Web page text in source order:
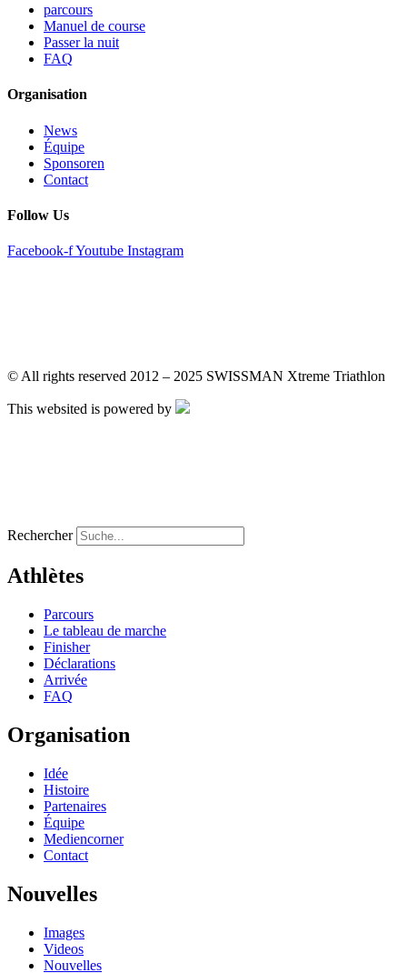
parcours
Manuel de course
Passer la nuit
FAQ
Organisation
News
Équipe
Sponsoren
Contact
Follow Us
Facebook-fYoutube Instagram
© All rights reserved 2012 – 2025 SWISSMAN Xtreme Triathlon
This websited is powered by
Rechercher
Athlètes
Parcours
Le tableau de marche
Finisher
Déclarations
Arrivée
FAQ
Organisation
Idée
Histoire
Partenaires
Équipe
Mediencorner
Contact
Nouvelles
Images
Videos
Nouvelles